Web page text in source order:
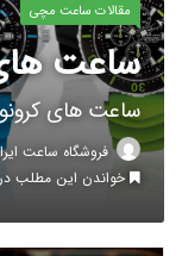
مقالات ساعت مچی
ساعت
ساعت های
فروشگاه ساعت
خواندن این مطلب در 3 دقیقه